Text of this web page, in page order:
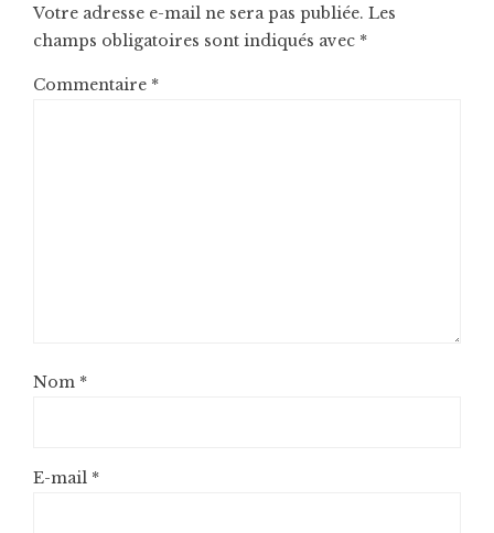
Votre adresse e-mail ne sera pas publiée. Les
champs obligatoires sont indiqués avec *
Commentaire *
Nom *
E-mail *